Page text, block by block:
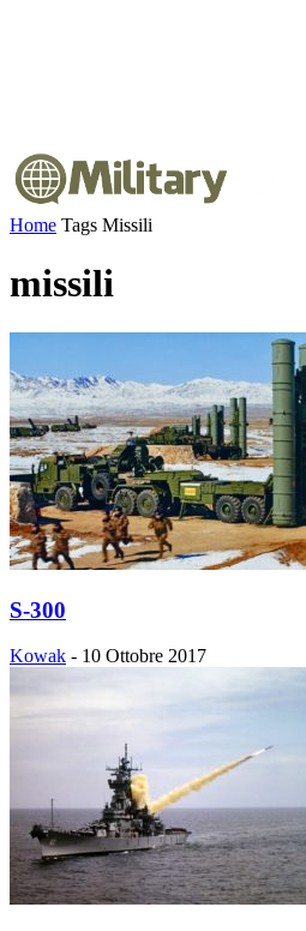
Home Tags Missili
missili
S-300
Kowak - 10 Ottobre 2017